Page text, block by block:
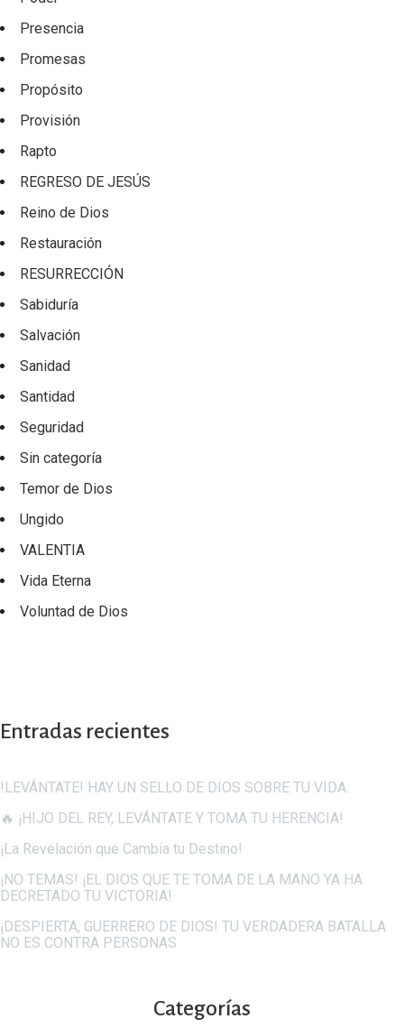
Presencia
Promesas
Propósito
Provisión
Rapto
REGRESO DE JESÚS
Reino de Dios
Restauración
RESURRECCIÓN
Sabiduría
Salvación
Sanidad
Santidad
Seguridad
Sin categoría
Temor de Dios
Ungido
VALENTIA
Vida Eterna
Voluntad de Dios
Entradas recientes
!LEVÁNTATE! HAY UN SELLO DE DIOS SOBRE TU VIDA.
🔥 ¡HIJO DEL REY, LEVÁNTATE Y TOMA TU HERENCIA!
¡La Revelación que Cambia tu Destino!
¡NO TEMAS! ¡EL DIOS QUE TE TOMA DE LA MANO YA HA
DECRETADO TU VICTORIA!
¡DESPIERTA, GUERRERO DE DIOS! TU VERDADERA BATALLA
NO ES CONTRA PERSONAS
Categorías